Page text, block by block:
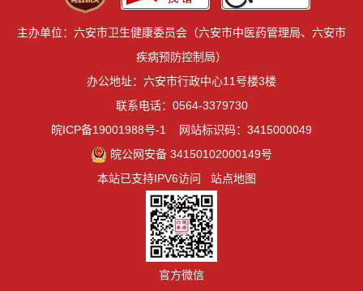
主办单位：六安市卫生健康委员会（六安市中医药管理局、六安市
疾病预防控制局）
办公地址：六安市行政中心11号楼3楼
联系电话：0564-3379730
皖ICP备19001988号-1
网站标识码：3415000049
皖公网安备 34150102000149号
本站已支持IPV6访问
站点地图
官方微信